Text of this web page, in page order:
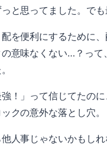
と思ってました。で
を便利にするために
意味なくない…？っ
強！」って信じてたの
クの意外な落とし穴。
人事じゃないかもし